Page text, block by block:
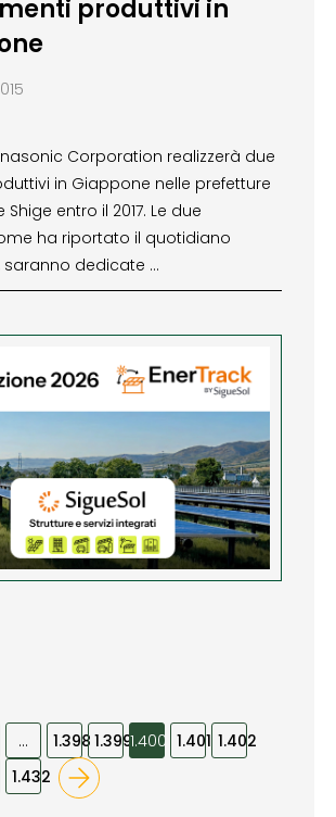
produttivi in
Corporation realizzerà due
in Giappone nelle prefetture
entro il 2017. Le due
ha riportato il quotidiano
saranno dedicate …
… 1.398 1.3991.400 1.401 1.402
1.432